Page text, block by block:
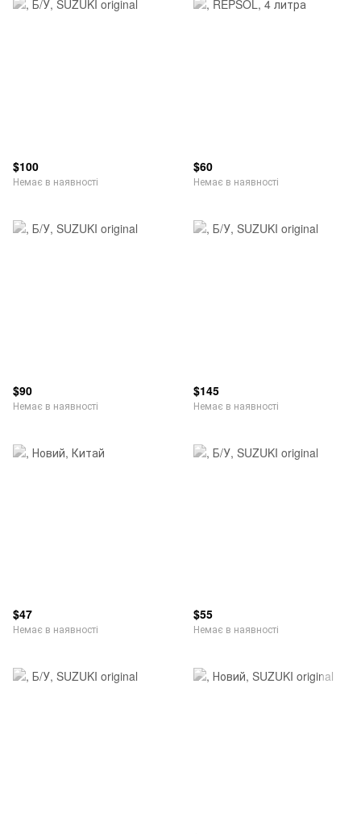
$100
Немає в наявності
$60
Немає в наявності
$90
Немає в наявності
$145
Немає в наявності
$47
Немає в наявності
$55
Немає в наявності